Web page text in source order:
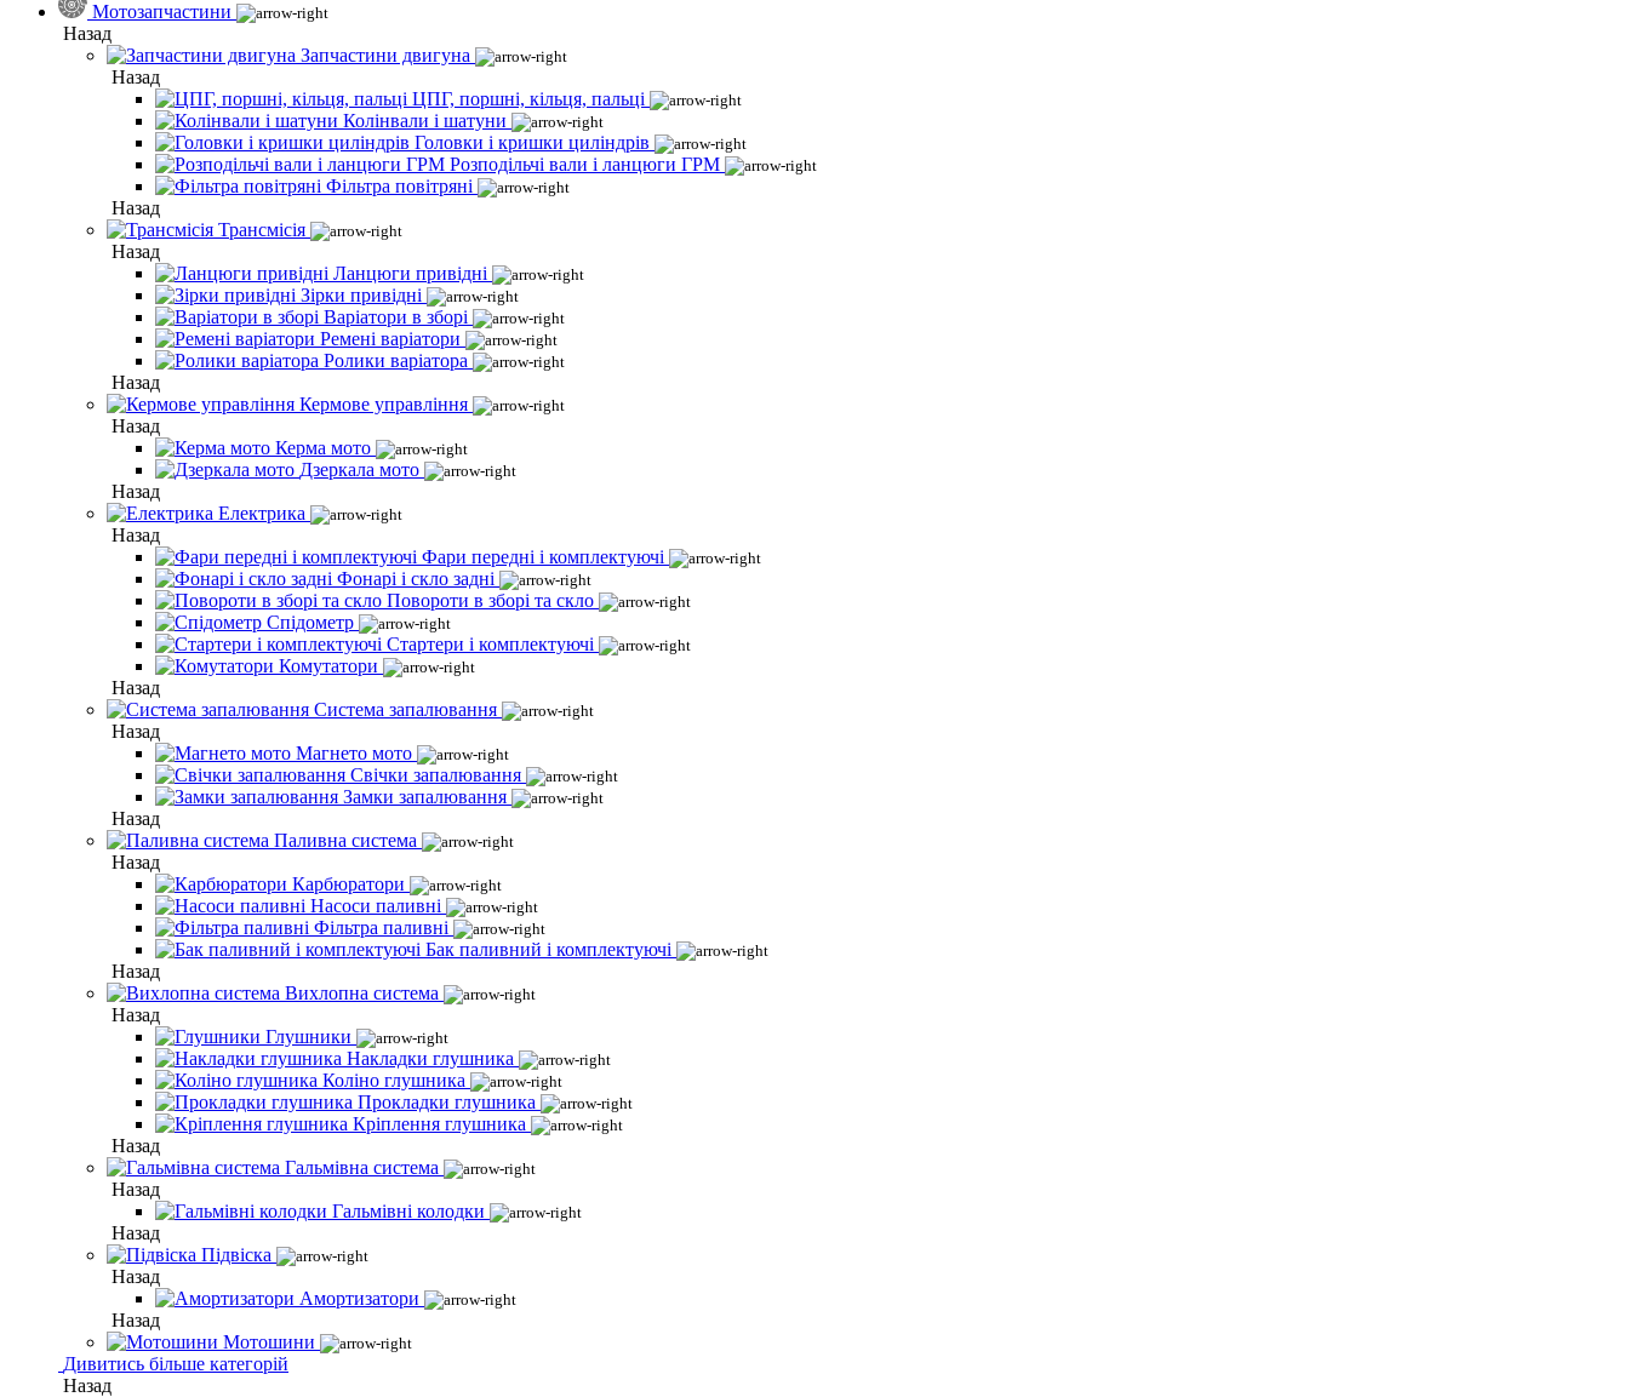
Мотозапчастини
Назад
Запчастини двигуна
Назад
ЦПГ, поршні, кільця, пальці
Колінвали і шатуни
Головки і кришки циліндрів
Розподільчі вали і ланцюги ГРМ
Фільтра повітряні
Назад
Трансмісія
Назад
Ланцюги привідні
Зірки привідні
Варіатори в зборі
Ремені варіатори
Ролики варіатора
Назад
Кермове управління
Назад
Керма мото
Дзеркала мото
Назад
Електрика
Назад
Фари передні і комплектуючі
Фонарі і скло задні
Повороти в зборі та скло
Спідометр
Стартери і комплектуючі
Комутатори
Назад
Система запалювання
Назад
Магнето мото
Свічки запалювання
Замки запалювання
Назад
Паливна система
Назад
Карбюратори
Насоси паливні
Фільтра паливні
Бак паливний і комплектуючі
Назад
Вихлопна система
Назад
Глушники
Накладки глушника
Коліно глушника
Прокладки глушника
Кріплення глушника
Назад
Гальмівна система
Назад
Гальмівні колодки
Назад
Підвіска
Назад
Амортизатори
Назад
Мотошини
Дивитись більше категорій
Назад